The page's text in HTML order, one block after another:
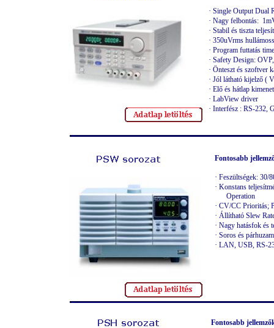
Fontosabb
· Feszültségek: 30/
· Konstans
Operation
· CV/CC Prioritás;
· Állítható Slew
· Nagy hatásfok és
· Soros és
· LAN, USB, RS-
Fontosabb
· Single Output Dual
· Nagy felbontás:
· Stabil és tiszta
· 350uVrms
· Program futtatás
· Safety Design:
· Önteszt és szoftver
· Jól látható kijelző (
· Elő és hátlap
· LabView driver
· Interfész : RS-232,